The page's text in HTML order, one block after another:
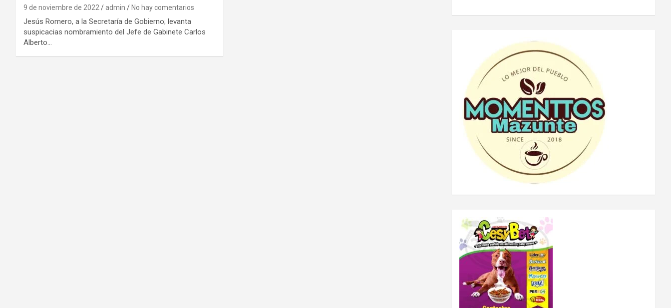
9 de noviembre de 2022 admin No hay comentarios
Jesús Romero, a la Secretaría de Gobierno; levanta
suspicacias nombramiento del Jefe de Gabinete Carlos
Alberto…